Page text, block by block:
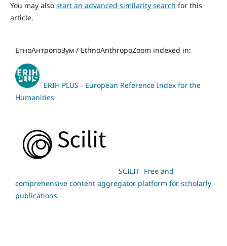
You may also start an advanced similarity search for this
article.
ЕтноАнтропоЗум / EthnoAnthropoZoom indexed in:
ERIH PLUS - European Reference Index for the
Humanities
SCILIT Free and
comprehensive content aggregator platform for scholarly
publications